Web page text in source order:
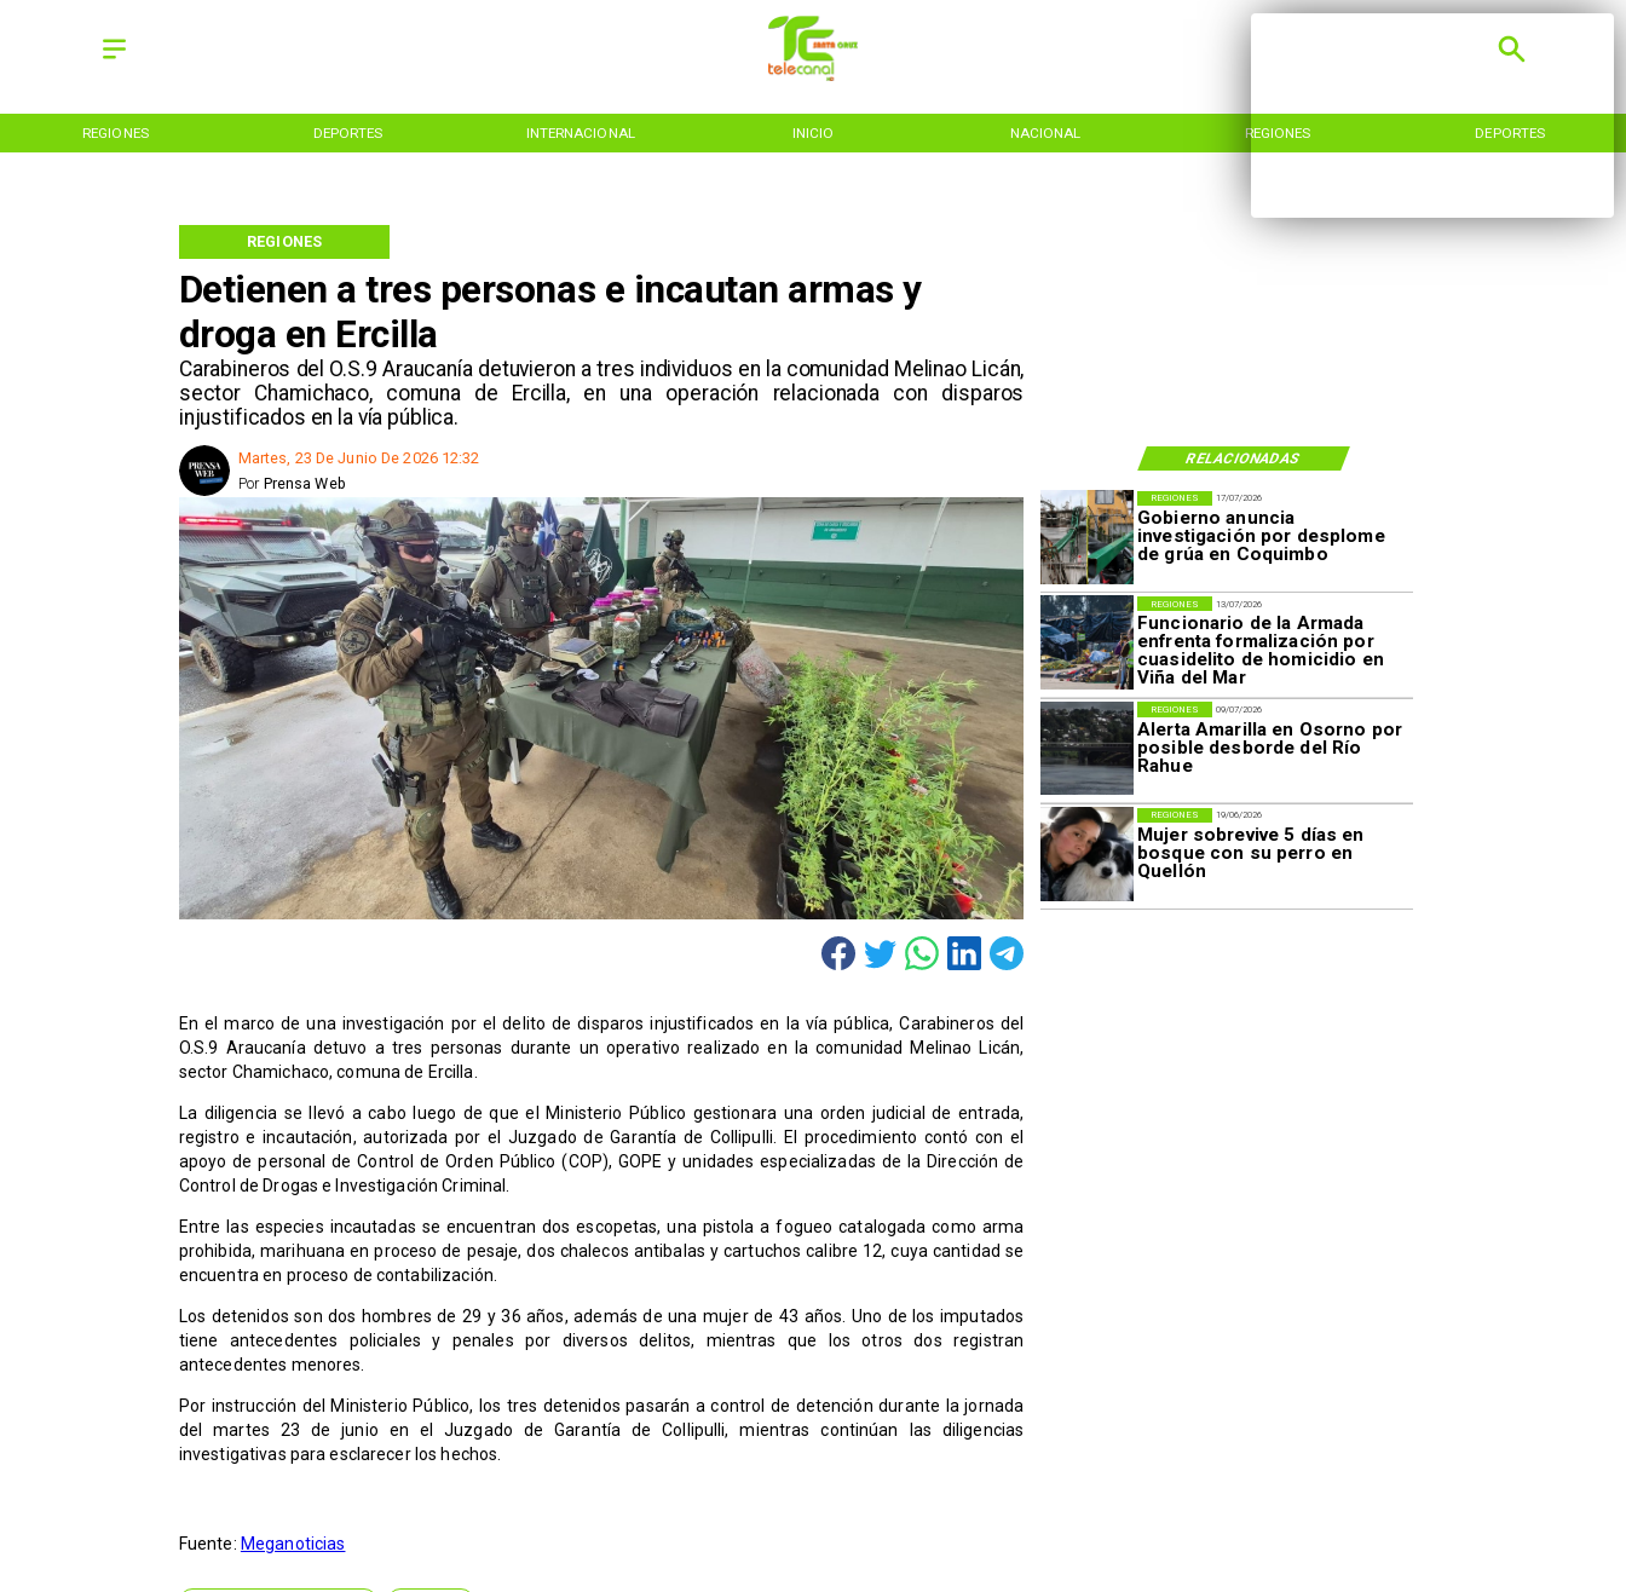
REGIONES DEPORTES INTERNACIONAL INICIO NACIONAL REGIONES DEPORTES
Detienen a tres personas e incautan armas y
droga en Ercilla
Carabineros del O.S.9 Araucanía detuvieron a tres individuos en la comunidad Melinao Licán,
sector Chamichaco, comuna de Ercilla, en una operación relacionada con disparos
injustificados en la vía pública.
REGIONES
RELACIONADAS
Martes, 23 De Junio De 2026 12:32
Prensa Web
Por
17/07/2026
Gobierno anuncia
investigación por desplome
de grúa en Coquimbo
REGIONES
13/07/2026
Funcionario de la Armada
enfrenta formalización por
cuasidelito de homicidio en
Viña del Mar
REGIONES
09/07/2026
Alerta Amarilla en Osorno por
posible desborde del Río
Rahue
REGIONES
19/06/2026
Mujer sobrevive 5 días en
bosque con su perro en
Quellón
REGIONES
En el marco de una investigación por el delito de disparos injustificados en la vía pública, Carabineros del
O.S.9 Araucanía detuvo a tres personas durante un operativo realizado en la comunidad Melinao Licán,
sector Chamichaco, comuna de Ercilla.
La diligencia se llevó a cabo luego de que el Ministerio Público gestionara una orden judicial de entrada,
registro e incautación, autorizada por el Juzgado de Garantía de Collipulli. El procedimiento contó con el
apoyo de personal de Control de Orden Público (COP), GOPE y unidades especializadas de la Dirección de
Control de Drogas e Investigación Criminal.
Entre las especies incautadas se encuentran dos escopetas, una pistola a fogueo catalogada como arma
prohibida, marihuana en proceso de pesaje, dos chalecos antibalas y cartuchos calibre 12, cuya cantidad se
encuentra en proceso de contabilización.
Los detenidos son dos hombres de 29 y 36 años, además de una mujer de 43 años. Uno de los imputados
tiene antecedentes policiales y penales por diversos delitos, mientras que los otros dos registran
antecedentes menores.
Por instrucción del Ministerio Público, los tres detenidos pasarán a control de detención durante la jornada
del martes 23 de junio en el Juzgado de Garantía de Collipulli, mientras continúan las diligencias
investigativas para esclarecer los hechos.
Fuente: Meganoticias